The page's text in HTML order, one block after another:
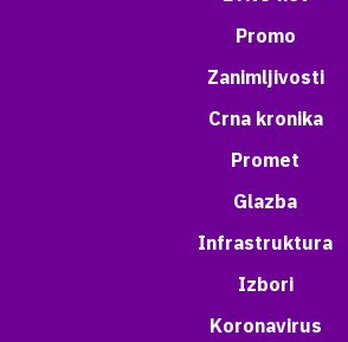
Promo
Zanimljivosti
Crna kronika
Promet
Glazba
Infrastruktura
Izbori
Koronavirus